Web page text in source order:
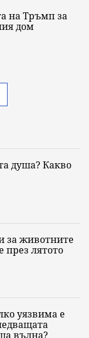
на Тръмп за
дом
душа? Какво
за животните
през лятото
уязвима е
вълна?